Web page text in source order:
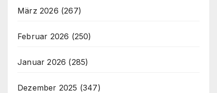
März 2026 (267)
Februar 2026 (250)
Januar 2026 (285)
Dezember 2025 (347)